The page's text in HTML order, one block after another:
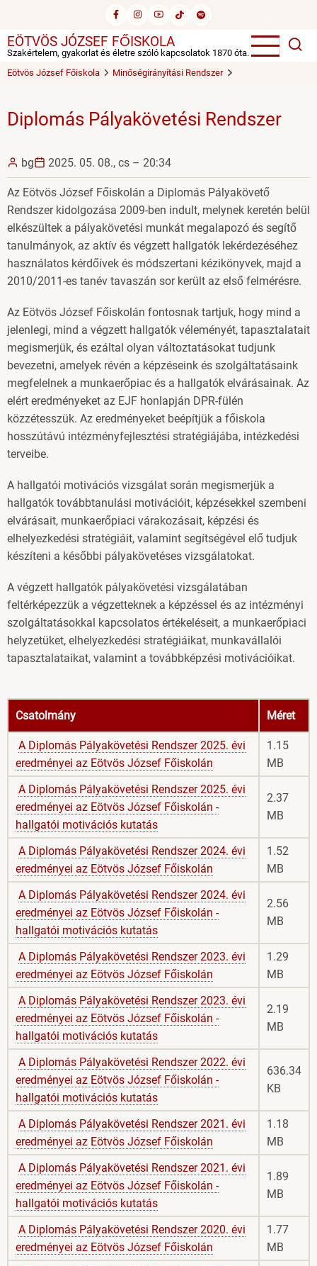
tartalomra
EÖTVÖS JÓZSEF FŐISKOLA
Szakértelem, gyakorlat és életre szóló kapcsolatok 1870 óta.
Eötvös József Főiskola
Minőségirányítási Rendszer
Diplomás Pályakövetési Rendszer
bg 2025. 05. 08., cs – 20:34
Az Eötvös József Főiskolán a Diplomás Pályakövető
Rendszer kidolgozása 2009-ben indult, melynek keretén belül
elkészültek a pályakövetési munkát megalapozó és segítő
tanulmányok, az aktív és végzett hallgatók lekérdezéséhez
használatos kérdőívek és módszertani kézikönyvek, majd a
2010/2011-es tanév tavaszán sor került az első felmérésre.
Az Eötvös József Főiskolán fontosnak tartjuk, hogy mind a
jelenlegi, mind a végzett hallgatók véleményét, tapasztalatait
megismerjük, és ezáltal olyan változtatásokat tudjunk
bevezetni, amelyek révén a képzéseink és szolgáltatásaink
megfelelnek a munkaerőpiac és a hallgatók elvárásainak. Az
elért eredményeket az EJF honlapján DPR-fülén
közzétesszük. Az eredményeket beépítjük a főiskola
hosszútávú intézményfejlesztési stratégiájába, intézkedési
terveibe.
A hallgatói motivációs vizsgálat során megismerjük a
hallgatók továbbtanulási motivációit, képzésekkel szembeni
elvárásait, munkaerőpiaci várakozásait, képzési és
elhelyezkedési stratégiáit, valamint segítségével elő tudjuk
készíteni a későbbi pályakövetéses vizsgálatokat.
A végzett hallgatók pályakövetési vizsgálatában
feltérképezzük a végzetteknek a képzéssel és az intézményi
szolgáltatásokkal kapcsolatos értékeléseit, a munkaerőpiaci
helyzetüket, elhelyezkedési stratégiáikat, munkavállalói
tapasztalataikat, valamint a továbbképzési motivációikat.
Letölthető
dokumentumok
Csatolmány Méret
A Diplomás Pályakövetési Rendszer 2025. évi
eredményei az Eötvös József Főiskolán
1.15
MB
A Diplomás Pályakövetési Rendszer 2025. évi
eredményei az Eötvös József Főiskolán -
hallgatói motivációs kutatás
2.37
MB
A Diplomás Pályakövetési Rendszer 2024. évi
eredményei az Eötvös József Főiskolán
1.52
MB
A Diplomás Pályakövetési Rendszer 2024. évi
eredményei az Eötvös József Főiskolán -
hallgatói motivációs kutatás
2.56
MB
A Diplomás Pályakövetési Rendszer 2023. évi
eredményei az Eötvös József Főiskolán
1.29
MB
A Diplomás Pályakövetési Rendszer 2023. évi
eredményei az Eötvös József Főiskolán -
hallgatói motivációs kutatás
2.19
MB
A Diplomás Pályakövetési Rendszer 2022. évi
eredményei az Eötvös József Főiskolán -
hallgatói motivációs kutatás
636.34
KB
A Diplomás Pályakövetési Rendszer 2021. évi
eredményei az Eötvös József Főiskolán
1.18
MB
A Diplomás Pályakövetési Rendszer 2021. évi
eredményei az Eötvös József Főiskolán -
hallgatói motivációs kutatás
1.89
MB
A Diplomás Pályakövetési Rendszer 2020. évi
eredményei az Eötvös József Főiskolán
1.77
MB